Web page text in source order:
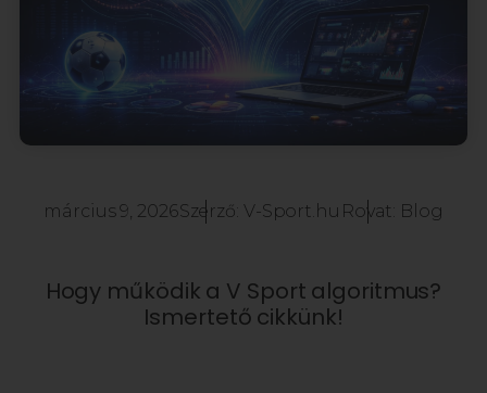
március 9, 2026Szerző: V-Sport.hu Rovat: Blog
Hogy működik a V Sport algoritmus?
Ismertető cikkünk!